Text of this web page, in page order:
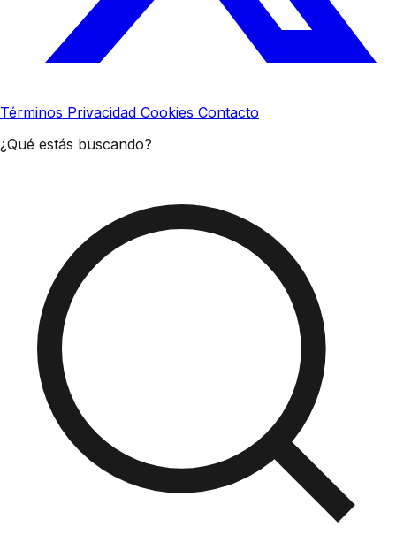
Términos Privacidad Cookies Contacto
¿Qué estás buscando?